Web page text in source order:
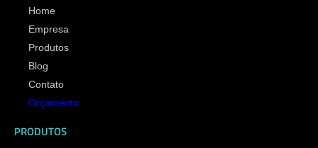
Home
Empresa
Produtos
Blog
Contato
Orçamento
PRODUTOS